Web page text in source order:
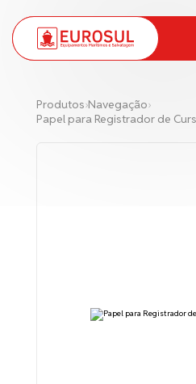
Produtos›Navegação›
Papel para Registrador de